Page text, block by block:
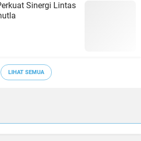
Sinergi Lintas
LIHAT SEMUA